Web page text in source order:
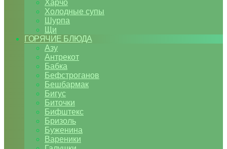
Харчо
Холодные супы
Шурпа
Щи
ГОРЯЧИЕ БЛЮДА
Азу
Антрекот
Бабка
Бефстроганов
Бешбармак
Бигус
Биточки
Бифштекс
Бризоль
Буженина
Вареники